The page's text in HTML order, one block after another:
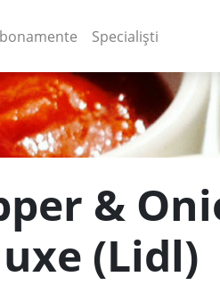
Specialiști
&
(Lidl)